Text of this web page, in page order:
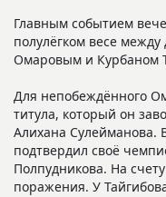
Главным событием
полулёгком весе
Омаровым и Курбаном
Для непобеждённого
титула, который он
Алихана Сулейманова.
подтвердил своё
Полпудникова. На
поражения. У